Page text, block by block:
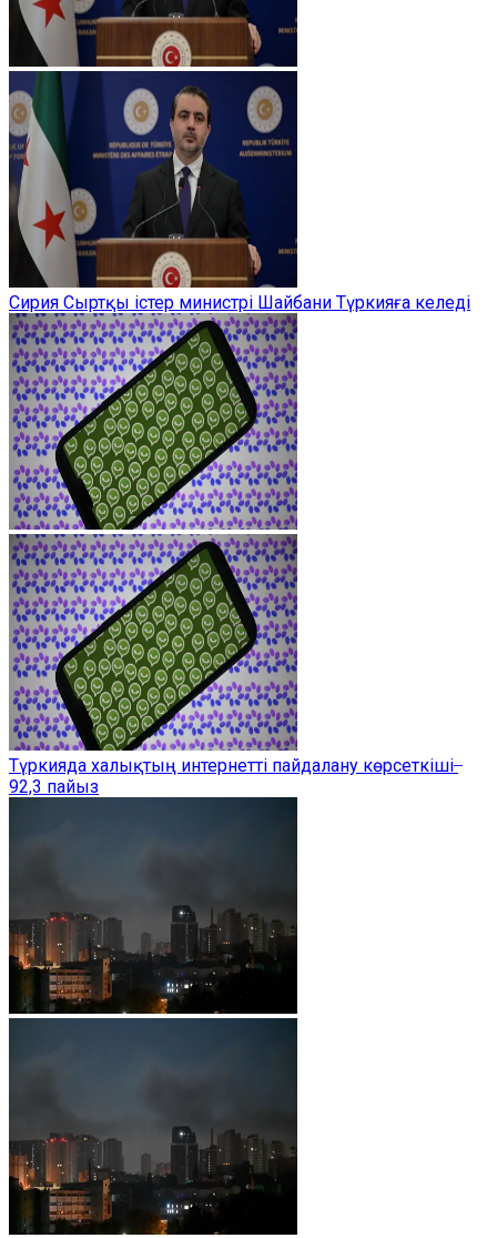
Сирия Сыртқы істер министрі Шайбани Түркияға келеді
Түркияда халықтың интернетті пайдалану көрсеткіші ̶
92,3 пайыз